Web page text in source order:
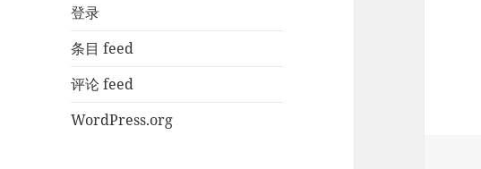
登录
条目 feed
评论 feed
WordPress.org